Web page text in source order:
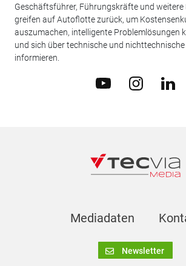
Geschäftsführer, Führungskräfte und weitere
greifen auf Autoflotte zurück, um
auszumachen, intelligente Problemlösungen
und sich über technische und
informieren.
Mediadaten
Newsletter